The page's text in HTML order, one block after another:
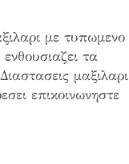
με τυπωμενο
τα
μαξιλαρι
επικοινωνηστε